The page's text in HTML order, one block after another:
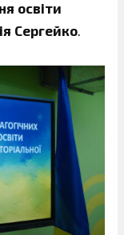
освіти
Сергейко.